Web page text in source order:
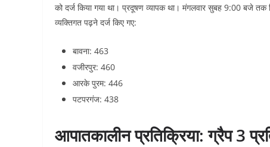
को दर्ज किया गया था। प्रदूषण व्यापक था। मंगलवार सुबह 9:00 बजे तक
व्यक्तिगत पढ़ने दर्ज किए गए:
बावना: 463
वजीरपुर: 460
आरके पुरम: 446
पटपरगंज: 438
आपातकालीन प्रतिक्रिया: ग्रैप 3